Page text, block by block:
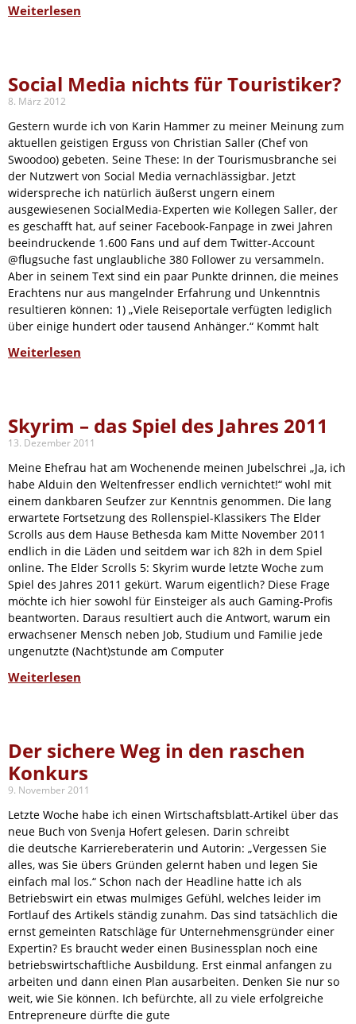
Weiterlesen
Social Media nichts für Touristiker?
8. März 2012
Gestern wurde ich von Karin Hammer zu meiner Meinung zum
aktuellen geistigen Erguss von Christian Saller (Chef von
Swoodoo) gebeten. Seine These: In der Tourismusbranche sei
der Nutzwert von Social Media vernachlässigbar. Jetzt
widerspreche ich natürlich äußerst ungern einem
ausgewiesenen SocialMedia-Experten wie Kollegen Saller, der
es geschafft hat, auf seiner Facebook-Fanpage in zwei Jahren
beeindruckende 1.600 Fans und auf dem Twitter-Account
@flugsuche fast unglaubliche 380 Follower zu versammeln.
Aber in seinem Text sind ein paar Punkte drinnen, die meines
Erachtens nur aus mangelnder Erfahrung und Unkenntnis
resultieren können: 1) „Viele Reiseportale verfügten lediglich
über einige hundert oder tausend Anhänger.“ Kommt halt
Weiterlesen
Skyrim – das Spiel des Jahres 2011
13. Dezember 2011
Meine Ehefrau hat am Wochenende meinen Jubelschrei „Ja, ich
habe Alduin den Weltenfresser endlich vernichtet!“ wohl mit
einem dankbaren Seufzer zur Kenntnis genommen. Die lang
erwartete Fortsetzung des Rollenspiel-Klassikers The Elder
Scrolls aus dem Hause Bethesda kam Mitte November 2011
endlich in die Läden und seitdem war ich 82h in dem Spiel
online. The Elder Scrolls 5: Skyrim wurde letzte Woche zum
Spiel des Jahres 2011 gekürt. Warum eigentlich? Diese Frage
möchte ich hier sowohl für Einsteiger als auch Gaming-Profis
beantworten. Daraus resultiert auch die Antwort, warum ein
erwachsener Mensch neben Job, Studium und Familie jede
ungenutzte (Nacht)stunde am Computer
Weiterlesen
Der sichere Weg in den raschen
Konkurs
9. November 2011
Letzte Woche habe ich einen Wirtschaftsblatt-Artikel über das
neue Buch von Svenja Hofert gelesen. Darin schreibt
die deutsche Karriereberaterin und Autorin: „Vergessen Sie
alles, was Sie übers Gründen gelernt haben und legen Sie
einfach mal los.“ Schon nach der Headline hatte ich als
Betriebswirt ein etwas mulmiges Gefühl, welches leider im
Fortlauf des Artikels ständig zunahm. Das sind tatsächlich die
ernst gemeinten Ratschläge für Unternehmensgründer einer
Expertin? Es braucht weder einen Businessplan noch eine
betriebswirtschaftliche Ausbildung. Erst einmal anfangen zu
arbeiten und dann einen Plan ausarbeiten. Denken Sie nur so
weit, wie Sie können. Ich befürchte, all zu viele erfolgreiche
Entrepreneure dürfte die gute